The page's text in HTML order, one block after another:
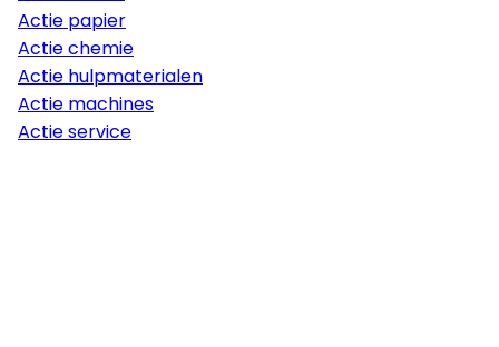
Actie papier
Actie chemie
Actie hulpmaterialen
Actie machines
Actie service